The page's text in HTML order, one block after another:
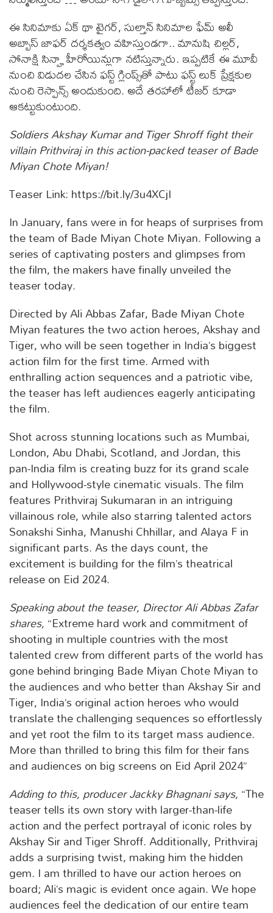
ఈ సినిమాకు ఏక్ థా టైగ‌ర్, సుల్తాన్ సినిమాల ఫేమ్ అలీ
అబ్బాస్‌ జాఫర్‌ దర్శకత్వం వ‌హిస్తుండ‌గా.. మానుషి చిల్లర్,
సోనాక్షి సిన్హా హీరోయిన్లుగా న‌టిస్తున్నారు. ఇప్ప‌టికే ఈ మూవీ
నుంచి విడుద‌ల చేసిన ఫ‌స్ట్ గ్లింప్స్‌తో పాటు ఫ‌స్ట్ లుక్ ప్రేక్షకుల
నుంచి రెస్పాన్స్ అందుకుంది. అదే తరహాలో టీజర్ కూడా
ఆకట్టుకుంటుంది.
Soldiers Akshay Kumar and Tiger Shroff fight their
villain Prithviraj in this action-packed teaser of Bade
Miyan Chote Miyan!
Teaser Link: https://bit.ly/3u4XCjI
In January, fans were in for heaps of surprises from
the team of Bade Miyan Chote Miyan. Following a
series of captivating posters and glimpses from
the film, the makers have finally unveiled the
teaser today.
Directed by Ali Abbas Zafar, Bade Miyan Chote
Miyan features the two action heroes, Akshay and
Tiger, who will be seen together in India’s biggest
action film for the first time. Armed with
enthralling action sequences and a patriotic vibe,
the teaser has left audiences eagerly anticipating
the film.
Shot across stunning locations such as Mumbai,
London, Abu Dhabi, Scotland, and Jordan, this
pan-India film is creating buzz for its grand scale
and Hollywood-style cinematic visuals. The film
features Prithviraj Sukumaran in an intriguing
villainous role, while also starring talented actors
Sonakshi Sinha, Manushi Chhillar, and Alaya F in
significant parts. As the days count, the
excitement is building for the film’s theatrical
release on Eid 2024.
Speaking about the teaser, Director Ali Abbas Zafar
shares,“Extreme hard work and commitment of
shooting in multiple countries with the most
talented crew from different parts of the world has
gone behind bringing Bade Miyan Chote Miyan to
the audiences and who better than Akshay Sir and
Tiger, India’s original action heroes who would
translate the challenging sequences so effortlessly
and yet root the film to its target mass audience.
More than thrilled to bring this film for their fans
and audiences on big screens on Eid April 2024”
Adding to this, producer Jackky Bhagnani says,“The
teaser tells its own story with larger-than-life
action and the perfect portrayal of iconic roles by
Akshay Sir and Tiger Shroff. Additionally, Prithviraj
adds a surprising twist, making him the hidden
gem. I am thrilled to have our action heroes on
board; Ali’s magic is evident once again. We hope
audiences feel the dedication of our entire team